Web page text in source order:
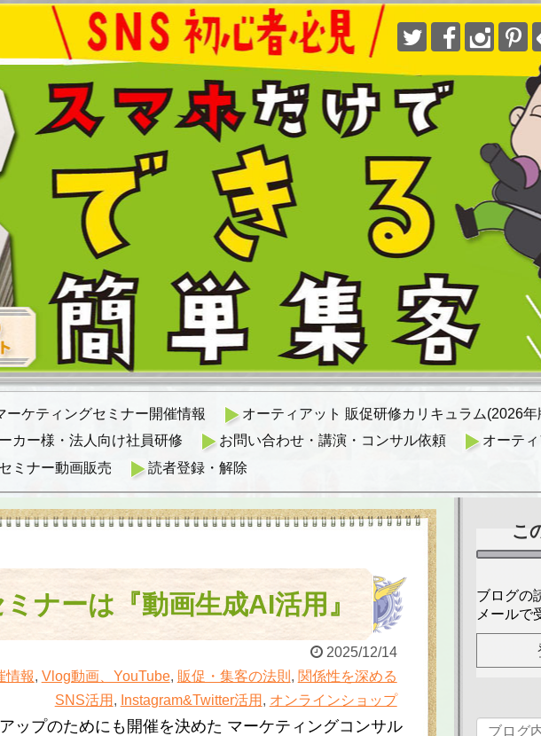
ーケティングセミナー開催情報
オーティアット 販促研修カリキュラム(2026年
カー様・法人向け社員研修 お問い合わせ・講演・コンサル依頼
オーテ
ミナー動画販売 読者登録・解除
ナーは『動画生成AI活用』
2025/12/14
情報, Vlog動画、YouTube, 販促・集客の法則 , 関係性を深める
SNS活用 , Instagram&Twitter活用 , オンラインショップ
ップのためにも開催を決めた マーケティングコンサル
こ
ブログの
メールで